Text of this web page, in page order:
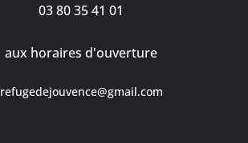
03 80 35 41 01
aux horaires d'ouverture
refugedejouvence@gmail.com